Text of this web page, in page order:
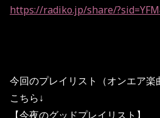
https://radiko.jp/share/
今回のプレイリスト（オンエア楽
こちら↓
【今夜のグッドプレイリスト】